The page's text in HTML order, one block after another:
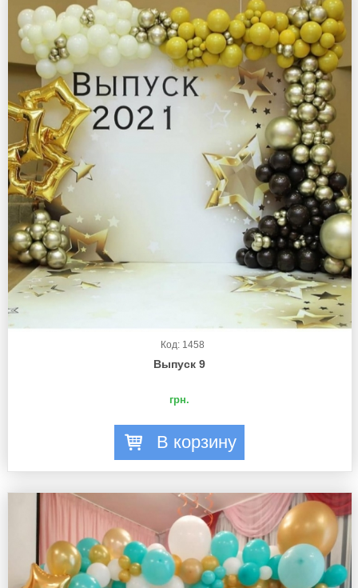
Код: 1458
Выпуск 9
грн.
В корзину